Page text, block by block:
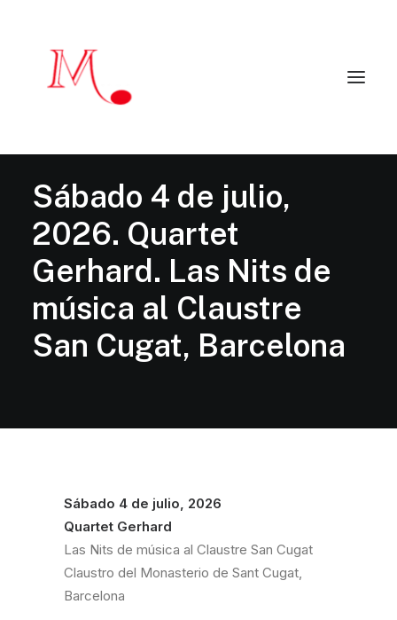
Agenda 2025 – 2026
Críticas y reseñas
Principales programadores
Artistas colaboradores
mendialduamusic@gmail.com
Sábado 4 de julio,
2026. Quartet
Gerhard. Las Nits de
música al Claustre
San Cugat, Barcelona
Sábado 4 de julio, 2026
Quartet Gerhard
Las Nits de música al Claustre San Cugat
Claustro del Monasterio de Sant Cugat,
Barcelona